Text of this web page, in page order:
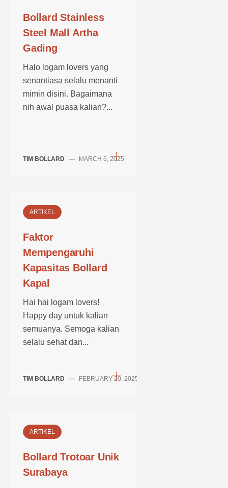
Bollard Stainless
Steel Mall Artha
Gading
Halo logam lovers yang
senantiasa selalu menanti
mimin disini. Bagaimana
nih awal puasa kalian?...
TIM BOLLARD — MARCH 6, 2025
ARTIKEL
Faktor
Mempengaruhi
Kapasitas Bollard
Kapal
Hai hai logam lovers!
Happy day untuk kalian
semuanya. Semoga kalian
selalu sehat dan...
TIM BOLLARD — FEBRUARY 20, 2025
ARTIKEL
Bollard Trotoar Unik
Surabaya